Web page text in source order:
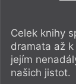
Celek knihy
dramata až
jejím
našich jistot.